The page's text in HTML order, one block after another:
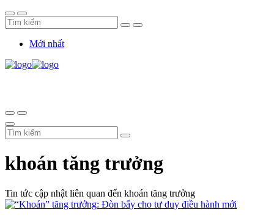
Mới nhất
khoán tăng trưởng
Tin tức cập nhật liên quan đến khoán tăng trưởng